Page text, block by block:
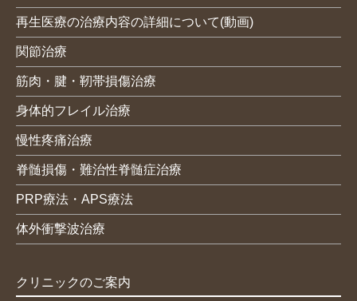
再生医療の治療内容の詳細について(動画)
関節治療
筋肉・腱・靭帯損傷治療
身体的フレイル治療
慢性疼痛治療
脊髄損傷・難治性脊髄症治療
PRP療法・APS療法
体外衝撃波治療
クリニックのご案内